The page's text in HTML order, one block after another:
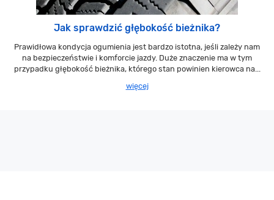
Jak sprawdzić głębokość bieżnika?
Prawidłowa kondycja ogumienia jest bardzo istotna, jeśli zależy nam
na bezpieczeństwie i komforcie jazdy. Duże znaczenie ma w tym
przypadku głębokość bieżnika, którego stan powinien kierowca na...
więcej